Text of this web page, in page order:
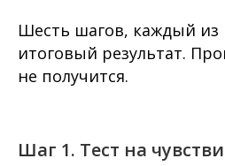
Шесть шагов, каждый из
итоговый результат.
не получится.
Шаг 1. Тест на